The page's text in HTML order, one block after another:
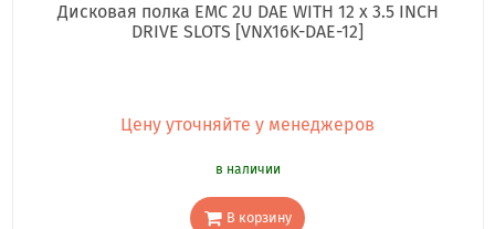
Дисковая полка EMC 2U DAE WITH 12 x 3.5 INCH
DRIVE SLOTS [VNX16K-DAE-12]
Цену уточняйте у менеджеров
в наличии
В корзину